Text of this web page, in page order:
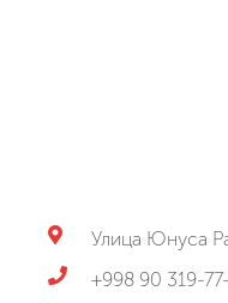
Улица Юнуса
+998 90 319-